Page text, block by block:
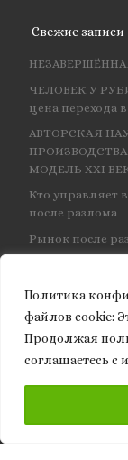
Политика
файлов сookie:
Продолжая
соглашаетесь с
Свежие записи
ЧЕЛОВЕК У
цена перехода
АВТОРСКАЯ
МОДЕЛЬ XXI
Кто управляет
после разлома
Рынок после
центры
© 2026